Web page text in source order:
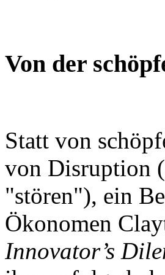
Von der
Statt von
von Disruption
"stören"), ein
Ökonomen
Innovator’s